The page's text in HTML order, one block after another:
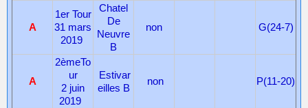
A
1er Tour
31 mars
2019
Chatel
De
Neuvre
B
non G(24-7)
A
2èmeTo
ur
2 juin
2019
Estivar
eilles B
non P(11-20)